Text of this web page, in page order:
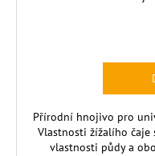
Přírodní hnojivo pro
Vlastnosti žížalího
vlastnosti půdy a